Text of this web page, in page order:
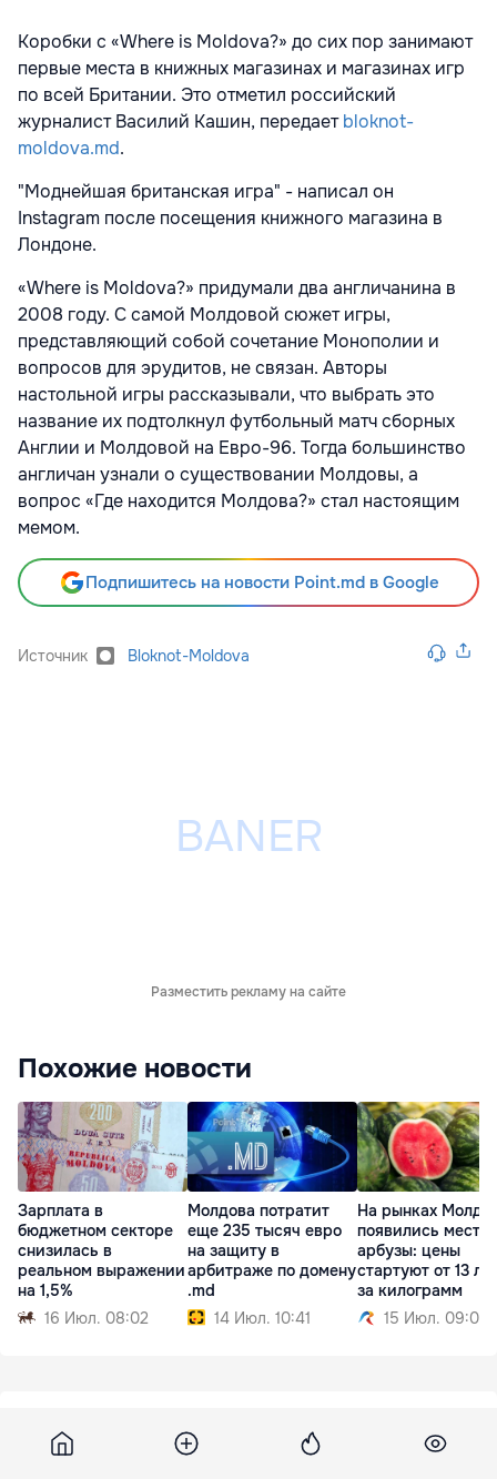
Коробки с «Where is Moldova?» до сих пор занимают
первые места в книжных магазинах и магазинах игр
по всей Британии. Это отметил российский
журналист Василий Кашин, передаетbloknot-
moldova.md.
"Моднейшая британская игра" - написал он
Instagram после посещения книжного магазина в
Лондоне.
«Where is Moldova?» придумали два англичанина в
2008 году. С самой Молдовой сюжет игры,
представляющий собой сочетание Монополии и
вопросов для эрудитов, не связан. Авторы
настольной игры рассказывали, что выбрать это
название их подтолкнул футбольный матч сборных
Англии и Молдовой на Евро-96. Тогда большинство
англичан узнали о существовании Молдовы, а
вопрос «Где находится Молдова?» стал настоящим
мемом.
Подпишитесь на новости Point.md в Google
Источник Bloknot-Moldova
Разместить рекламу на сайте
Похожие новости
Зарплата в
бюджетном секторе
снизилась в
реальном выражении
на 1,5%
16 Июл. 08:02
Молдова потратит
еще 235 тысяч евро
на защиту в
арбитраже по домену
.md
14 Июл. 10:41
На рынках
появились
арбузы: цены
стартуют от 13
за килограмм
15 Июл. 09:01
Ученый не считает причиной